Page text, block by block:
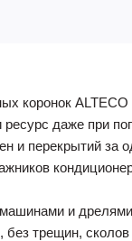
коронок ALTECO
даже при
перекрытий за
и дрелями
без трещин,